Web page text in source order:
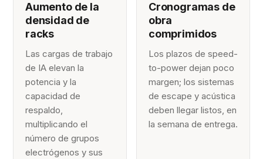
Aumento de la
densidad de
racks
Las cargas de trabajo
de IA elevan la
potencia y la
capacidad de
respaldo,
multiplicando el
número de grupos
electrógenos y sus
Cronogramas de
obra
comprimidos
Los plazos de speed-
to-power dejan poco
margen; los sistemas
de escape y acústica
deben llegar listos, en
la semana de entrega.